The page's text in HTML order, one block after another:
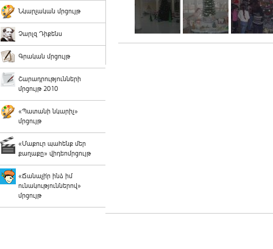
Նկարչական մրցույթ
Չարլզ Դիքենս
Գրական մրցույթ
Շարադրությունների
մրցույթ 2010
«Պատանի նկարիչ»
մրցույթ
«Մաքուր պահենք մեր
քաղաքը» վիդեոմրցույթ
«Ճանաչի՛ր ինձ իմ
ունակություններով»
մրցույթ